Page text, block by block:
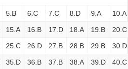
5.B 6.C 7.C 8.D 9.A 10.A
15.A 16.B 17.D 18.A 19.B 20.C
25.C 26.D 27.B 28.B 29.B 30.D
35.D 36.B 37.B 38.A 39.D 40.C